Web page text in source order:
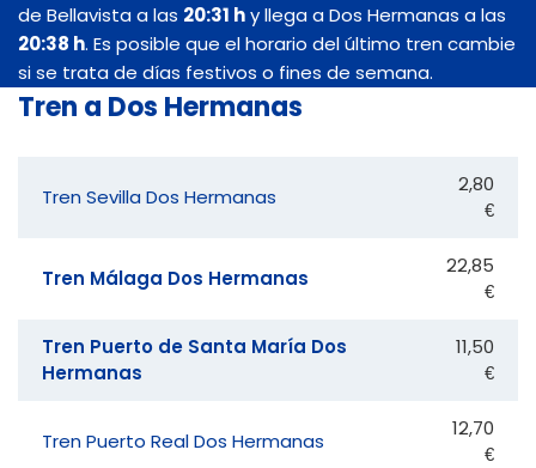
de Bellavista a las 20:31 hy llega a Dos Hermanas a las
20:38 h. Es posible que el horario del último tren cambie
si se trata de días festivos o fines de semana.
Tren a Dos Hermanas
Tren Sevilla Dos Hermanas
2,80
€
Tren Málaga Dos Hermanas
22,85
€
Tren Puerto de Santa María Dos
Hermanas
11,50
€
Tren Puerto Real Dos Hermanas
12,70
€